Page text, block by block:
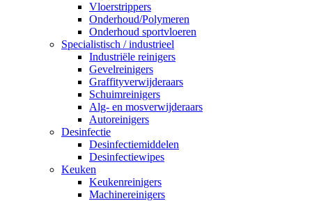
Vloerstrippers
Onderhoud/Polymeren
Onderhoud sportvloeren
Specialistisch / industrieel
Industriële reinigers
Gevelreinigers
Graffityverwijderaars
Schuimreinigers
Alg- en mosverwijderaars
Autoreinigers
Desinfectie
Desinfectiemiddelen
Desinfectiewipes
Keuken
Keukenreinigers
Machinereinigers